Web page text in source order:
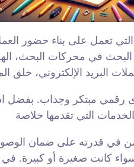
تعمل على بناء حضور
في محركات البحث، الهوية
رقمي مبتكر وجذاب. بفضل
في قدرته على ضمان